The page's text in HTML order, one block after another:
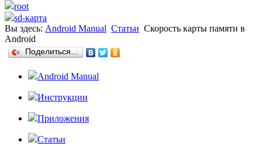
root
sd-карта
Вы здесь: Android Manual Статьи Скорость карты памяти в
Android
Поделиться…
Android Manual
Инструкции
Приложения
Статьи